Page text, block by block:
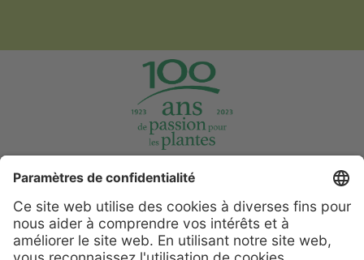
Support
Share this selection Tweet